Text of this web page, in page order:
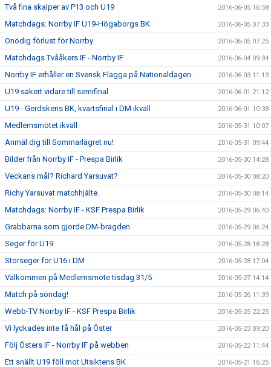
Två fina skalper av P13 och U19 2016-06-05 16:58
Matchdags: Norrby IF U19-Högaborgs BK 2016-06-05 07:33
Onödig förlust för Norrby 2016-06-05 07:25
Matchdags Tvååkers IF - Norrby IF 2016-06-04 09:34
Norrby IF erhåller en Svensk Flagga på Nationaldagen. 2016-06-03 11:13
U19 säkert vidare till semifinal 2016-06-01 21:12
U19 - Gerdskens BK, kvartsfinal i DM ikväll 2016-06-01 10:38
Medlemsmötet ikväll 2016-05-31 10:07
Anmäl dig till Sommarlägret nu! 2016-05-31 09:44
Bilder från Norrby IF - Prespa Birlik 2016-05-30 14:28
Veckans mål? Richard Yarsuvat? 2016-05-30 08:20
Richy Yarsuvat matchhjälte. 2016-05-30 08:14
Matchdags: Norrby IF - KSF Prespa Birlik 2016-05-29 06:40
Grabbarna som gjorde DM-bragden 2016-05-29 06:24
Seger för U19 2016-05-28 18:28
Storseger för U16 i DM 2016-05-28 17:04
Välkommen på Medlemsmöte tisdag 31/5 2016-05-27 14:14
Match på söndag! 2016-05-26 11:39
Webb-TV Norrby IF - KSF Prespa Birlik 2016-05-25 22:25
Vi lyckades inte få hål på Öster 2016-05-23 09:20
Följ Östers IF - Norrby IF på webben 2016-05-22 11:44
Ett snällt U19 föll mot Utsiktens BK 2016-05-21 16:25